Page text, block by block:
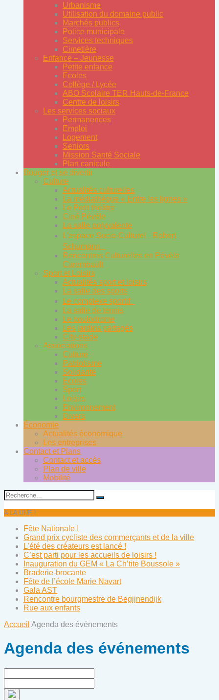
Urbanisme
Utilisation du domaine public
Marchés publics
Police municipale
Services techniques
Cimetière
Enfance – Jeunesse
Petite enfance
Ecoles
Collège / Lycée
ABO Scolaire TER Hauts-de-France
Centre de loisirs
Les services sociaux
Permanences
Emploi
Logement
Seniors
Mission Santé Sociale
Plan canicule
Bouger et se divertir
Culture
Actualités culturelles
La médiathèque « Entre les lignes »
Le Petit théâtre
Ciné Pévèle
La salle polyvalente
L’espace Socio-Culturel Robert
Schumann
Rencontres Culturelles en Pévèle
Carembault
Sport et Loisirs
Actualités sport et loisirs
La salle des sports
Le complexe sportif
La salle de tennis
Le boulodrome
Les jardins partagés
City-stade
Associations
Culture
Patriotisme
Solidarité
Ecoles
Sport
Loisirs
Environnement
Divers
Économie
Actualités économique
Les entreprises
Contact et Plans
Contact et accès
Plan de ville
Mobilité
A LA UNE !
Fête Nationale !
Grand prix cycliste des commerçants et de la ville
L’été des créateurs est lancé !
C’est parti pour les accueils de loisirs !
Inauguration du GEM « La Ch’tite Boussole »
Braderie-brocante
Fête de l’école Marie Navart
Gala AST
Rencontre bourgmestre de Begijnendijk
Rue aux enfants
Accueil Agenda des événements
Agenda des événements